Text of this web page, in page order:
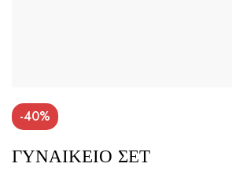
-40%
ΓΥΝΑΙΚΕΙΟ ΣΕΤ